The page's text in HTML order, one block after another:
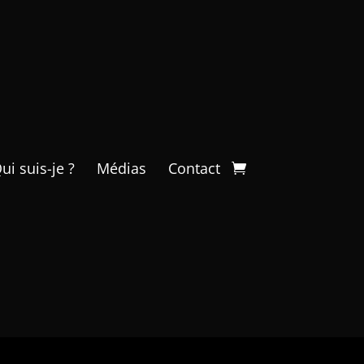
suis-je ? Médias Contact